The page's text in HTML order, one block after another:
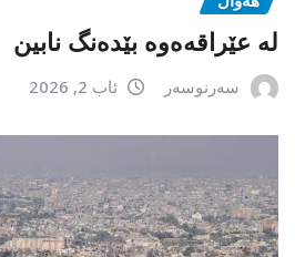
لە عێراقەەوە بێدەنگ نابین
سەرنوسەر ئاب 2, 2026